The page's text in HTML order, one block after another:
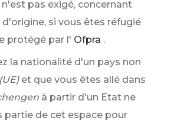
pas exigé, concernant
si vous êtes réfugié
protégé par l' Ofpra .
la nationalité d'un pays non
et que vous êtes allé dans
à partir d'un Etat ne
partie de cet espace pour